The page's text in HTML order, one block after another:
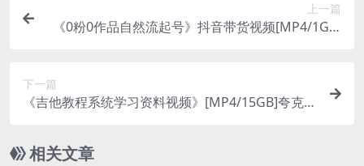
上一篇
《0粉0作品自然流起号》抖音带货视频[MP4/1GB]
下一篇
《吉他教程系统学习资料视频》[MP4/15GB]夸克云
相关文章